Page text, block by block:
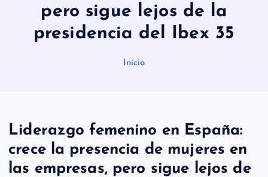
pero sigue lejos de la
presidencia del Ibex 35
Inicio
Liderazgo femenino en España:
crece la presencia de mujeres en
las empresas, pero sigue lejos de